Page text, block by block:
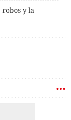
robos y la